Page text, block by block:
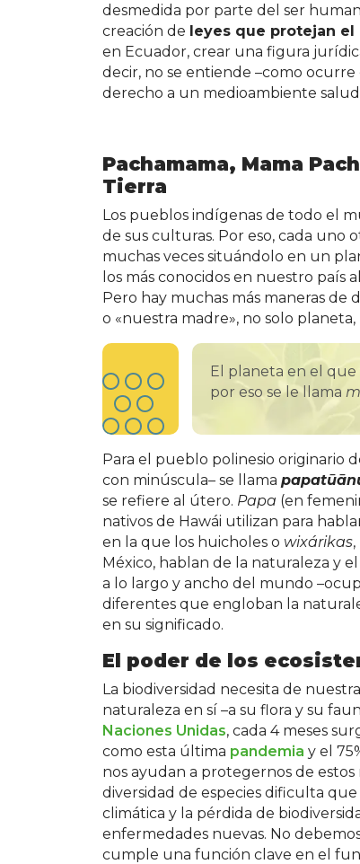
desmedida por parte del ser
creación de leyes que protejan
en Ecuador, crear una figura
decir, no se entiende –como
derecho a un medioambiente
Pachamama, Mama
Tierra
Los pueblos indígenas de todo el
de sus culturas. Por eso, cada
muchas veces situándolo en un
los más conocidos en nuestro país
Pero hay muchas más maneras de
o «nuestra madre», no solo
El planeta en el que
por eso se le llama
Para el pueblo polinesio originario
con minúscula– se llama
se refiere al útero. Papa (en
nativos de Hawái utilizan para
en la que los huicholes o wixárikas
México, hablan de la naturaleza y
a lo largo y ancho del mundo
diferentes que engloban la
en su significado.
El poder de los
La biodiversidad necesita de
naturaleza en sí –a su flora y su
Naciones Unidas, cada 4 meses
como esta última pandemia y el
nos ayudan a protegernos de
diversidad de especies dificulta
climática y la pérdida de
enfermedades nuevas. No
cumple una función clave en el